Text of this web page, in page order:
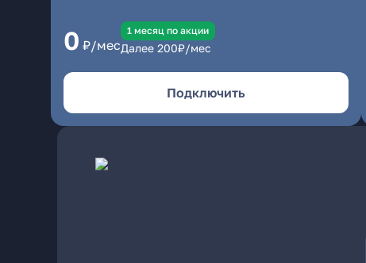
0 ₽/мес
1 месяц по акции
Далее 200₽/мес
Подключить